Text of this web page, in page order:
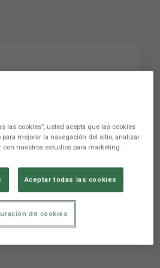
Vegas:
que el
enchufado
"Esto demuestra que el
hasta el final"
las cookies”, usted acepta que las cookies
mejorar la navegación del sitio, analizar
con nuestros estudios para marketing.
Aceptar todas las cookies
de cookies